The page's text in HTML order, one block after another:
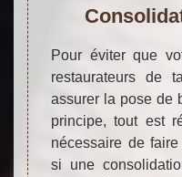
Pour éviter que
restaurateurs de
assurer la pose de
principe, tout est
nécessaire de
si une